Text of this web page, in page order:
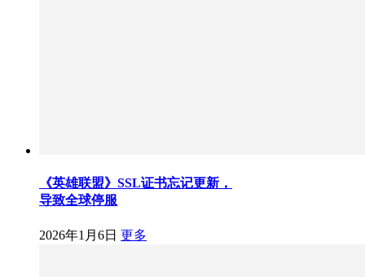
《英雄联盟》SSL证书忘记更新，
导致全球停服
2026年1月6日 更多